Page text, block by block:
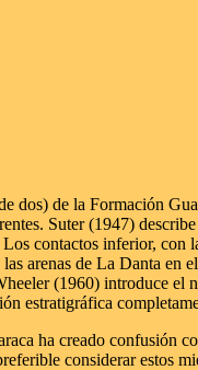
de la Formación
Suter (1947)
contactos inferior,
arenas de La Danta en
(1960) introduce
estratigráfica
ha creado confusión
considerar estos